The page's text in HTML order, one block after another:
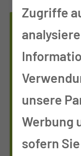
Zugriffe
unsere
Werbung
sofern